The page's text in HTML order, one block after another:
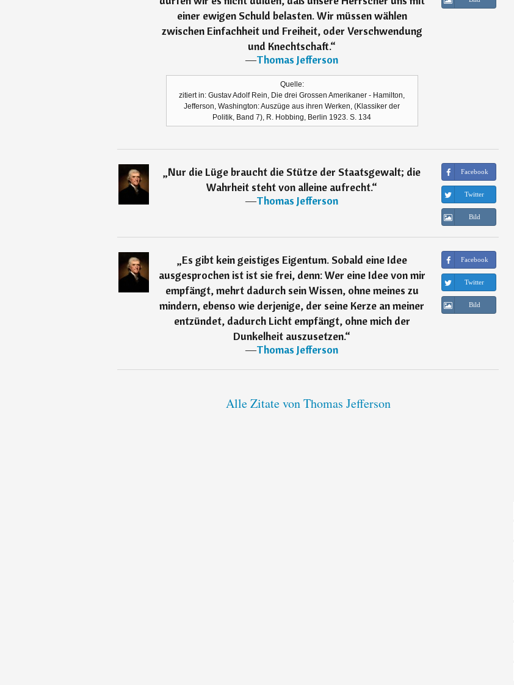
einer ewigen Schuld belasten. Wir müssen wählen
zwischen Einfachheit und Freiheit, oder Verschwendung
und Knechtschaft.“
―Thomas Jefferson
Quelle:
zitiert in: Gustav Adolf Rein, Die drei Grossen Amerikaner - Hamilton,
Jefferson, Washington: Auszüge aus ihren Werken, (Klassiker der
Politik, Band 7), R. Hobbing, Berlin 1923. S. 134
„Nur die Lüge braucht die Stütze der Staatsgewalt; die
Wahrheit steht von alleine aufrecht.“
―Thomas Jefferson
Facebook
Twitter
Bild
„Es gibt kein geistiges Eigentum. Sobald eine Idee
ausgesprochen ist ist sie frei, denn: Wer eine Idee von mir
empfängt, mehrt dadurch sein Wissen, ohne meines zu
mindern, ebenso wie derjenige, der seine Kerze an meiner
entzündet, dadurch Licht empfängt, ohne mich der
Dunkelheit auszusetzen.“
―Thomas Jefferson
Facebook
Twitter
Bild
Alle Zitate von Thomas Jefferson